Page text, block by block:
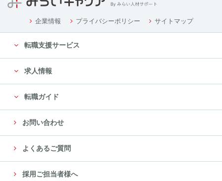
企業情報 プライバシーポリシー サイトマップ
転職支援サービス
求人情報
転職ガイド
お問い合わせ
よくあるご質問
採用ご担当者様へ